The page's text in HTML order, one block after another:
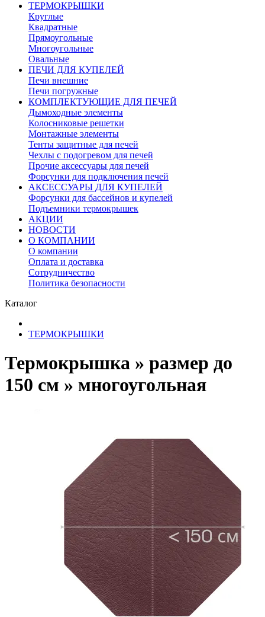
ТЕРМОКРЫШКИ
Круглые
Квадратные
Прямоугольные
Многоугольные
Овальные
ПЕЧИ ДЛЯ КУПЕЛЕЙ
Печи внешние
Печи погружные
КОМПЛЕКТУЮЩИЕ ДЛЯ ПЕЧЕЙ
Дымоходные элементы
Колосниковые решетки
Монтажные элементы
Тенты защитные для печей
Чехлы с подогревом для печей
Прочие аксессуары для печей
Форсунки для подключения печей
АКСЕССУАРЫ ДЛЯ КУПЕЛЕЙ
Форсунки для бассейнов и купелей
Подъемники термокрышек
АКЦИИ
НОВОСТИ
О КОМПАНИИ
О компании
Оплата и доставка
Сотрудничество
​Политика безопасности
Каталог
ТЕРМОКРЫШКИ
Термокрышка » размер до
150 см » многоугольная